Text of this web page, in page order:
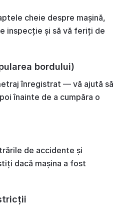
cheie despre mașină,
inspecție și să vă feriți de
bordului)
înregistrat — vă ajută să
înainte de a cumpăra o
de accidente și
dacă mașina a fost